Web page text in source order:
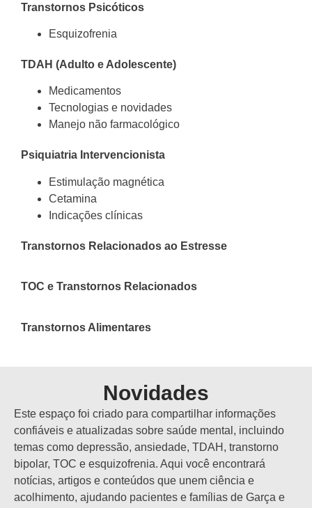
Transtornos Psicóticos
Esquizofrenia
TDAH (Adulto e Adolescente)
Medicamentos
Tecnologias e novidades
Manejo não farmacológico
Psiquiatria Intervencionista
Estimulação magnética
Cetamina
Indicações clínicas
Transtornos Relacionados ao Estresse
TOC e Transtornos Relacionados
Transtornos Alimentares
Novidades
Este espaço foi criado para compartilhar informações
confiáveis e atualizadas sobre saúde mental, incluindo
temas como depressão, ansiedade, TDAH, transtorno
bipolar, TOC e esquizofrenia. Aqui você encontrará
notícias, artigos e conteúdos que unem ciência e
acolhimento, ajudando pacientes e famílias de Garça e